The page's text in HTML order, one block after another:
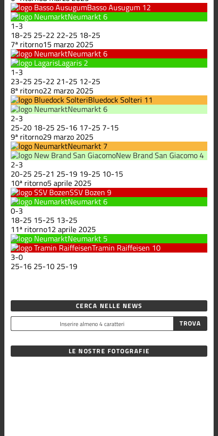
Basso Ausugum 12
Neumarkt6
1-3
18-25 25-22 22-25 18-25
7ª ritorno15 marzo 2025
Neumarkt6
Lagaris 2
1-3
23-25 25-22 21-25 12-25
8ª ritorno22 marzo 2025
Bluedock Solteri 11
Neumarkt6
2-3
25-20 18-25 25-16 17-25 7-15
9ª ritorno29 marzo 2025
Neumarkt 7
New Brand San Giacomo4
2-3
20-25 25-21 25-19 19-25 10-15
10ª ritorno5 aprile 2025
SSV Bozen 9
Neumarkt6
0-3
18-25 15-25 13-25
11ª ritorno12 aprile 2025
Neumarkt 5
Tramin Raiffeisen 10
3-0
25-16 25-10 25-19
CERCA NELLE NEWS
LE NOSTRE FOTOGRAFIE